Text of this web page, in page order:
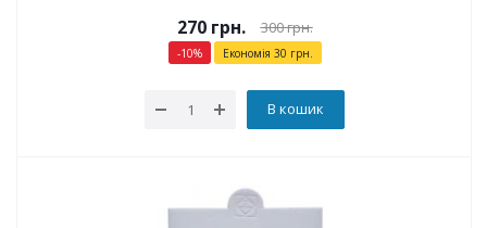
270грн. 300грн.
-10% Економія 30 грн.
В кошик